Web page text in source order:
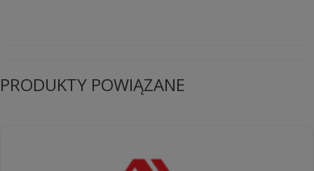
PRODUKTY POWIĄZANE